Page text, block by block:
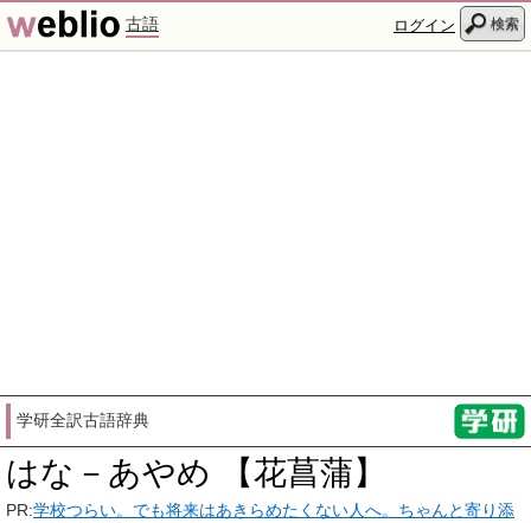
古語 ログイン 検索
学研全訳古語辞典
はな－あやめ 【花菖蒲】
PR:学校つらい。でも将来はあきらめたくない人へ。ちゃんと寄り添